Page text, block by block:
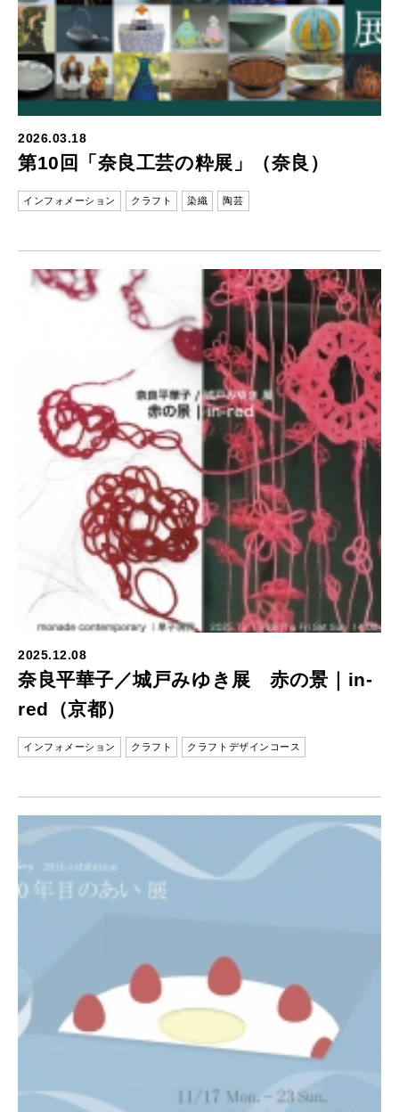
2026.03.18
第10回「奈良工芸の粋展」（奈良）
インフォメーション クラフト 染織 陶芸
2025.12.08
奈良平華子／城戸みゆき展 赤の景｜in-
red（京都）
インフォメーション クラフト クラフトデザインコース